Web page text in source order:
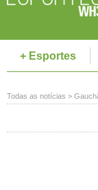
+ Esportes
Todas as notícias >